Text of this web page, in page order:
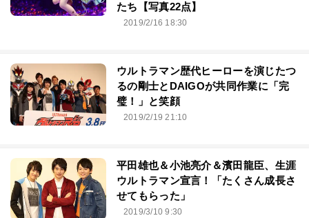
たち【写真22点】
2019/2/16 18:30
ウルトラマン歴代ヒーローを演じたつ
るの剛士とDAIGOが共同作業に「完
璧！」と笑顔
2019/2/19 21:10
平田雄也＆小池亮介＆濱田龍臣、生涯
ウルトラマン宣言！「たくさん成長さ
せてもらった」
2019/3/10 9:30